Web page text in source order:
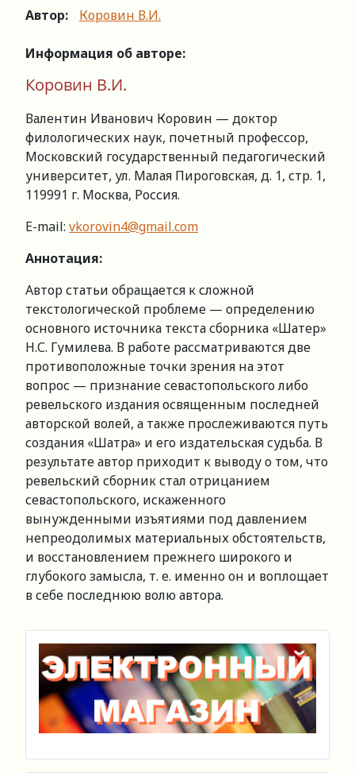
Автор:
Коровин В.И.
Информация об авторе:
Коровин В.И.
Валентин Иванович Коровин — доктор
филологических наук, почетный профессор,
Московский государственный педагогический
университет, ул. Малая Пироговская, д. 1, стр. 1,
119991 г. Москва, Россия.
E-mail: vkorovin4@gmail.com
Аннотация:
Автор статьи обращается к сложной
текстологической проблеме — определению
основного источника текста сборника «Шатер»
Н.С. Гумилева. В работе рассматриваются две
противоположные точки зрения на этот
вопрос — признание севастопольского либо
ревельского издания освященным последней
авторской волей, а также прослеживаются путь
создания «Шатра» и его издательская судьба. В
результате автор приходит к выводу о том, что
ревельский сборник стал отрицанием
севастопольского, искаженного
вынужденными изъятиями под давлением
непреодолимых материальных обстоятельств,
и восстановлением прежнего широкого и
глубокого замысла, т. е. именно он и воплощает
в себе последнюю волю автора.